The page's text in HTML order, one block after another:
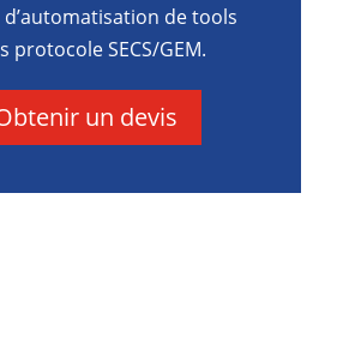
de tools
protocole SECS/GEM.
un devis